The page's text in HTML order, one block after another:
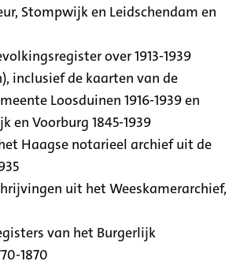
Stompwijk en Leidschendam en
over 1913-1939
inclusief de kaarten van de
Loosduinen 1916-1939 en
en Voorburg 1845-1939
Haagse notarieel archief uit de
uit het Weeskamerarchief,
van het Burgerlijk
1870